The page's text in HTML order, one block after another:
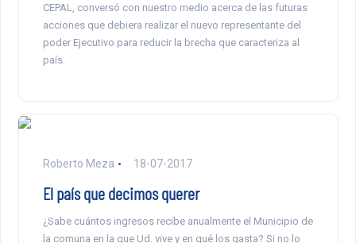
CEPAL, conversó con nuestro medio acerca de las futuras
acciones que debiera realizar el nuevo representante del
poder Ejecutivo para reducir la brecha que caracteriza al
país.
Roberto Meza 18-07-2017
El país que decimos querer
¿Sabe cuántos ingresos recibe anualmente el Municipio de
la comuna en la que Ud. vive y en qué los gasta? Si no lo